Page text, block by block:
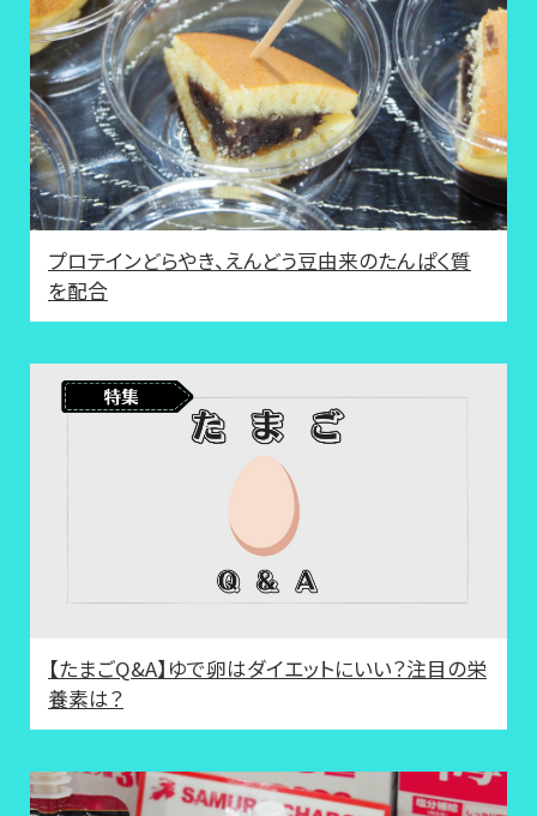
プロテインどらやき、えんどう豆由来のたんぱく質
を配合
【たまごQ&A】ゆで卵はダイエットにいい？注目の栄
養素は？